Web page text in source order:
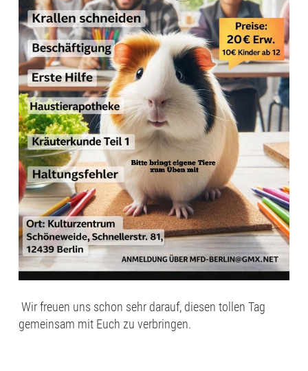
Wir freuen uns schon sehr darauf, diesen tollen Tag
gemeinsam mit Euch zu verbringen.